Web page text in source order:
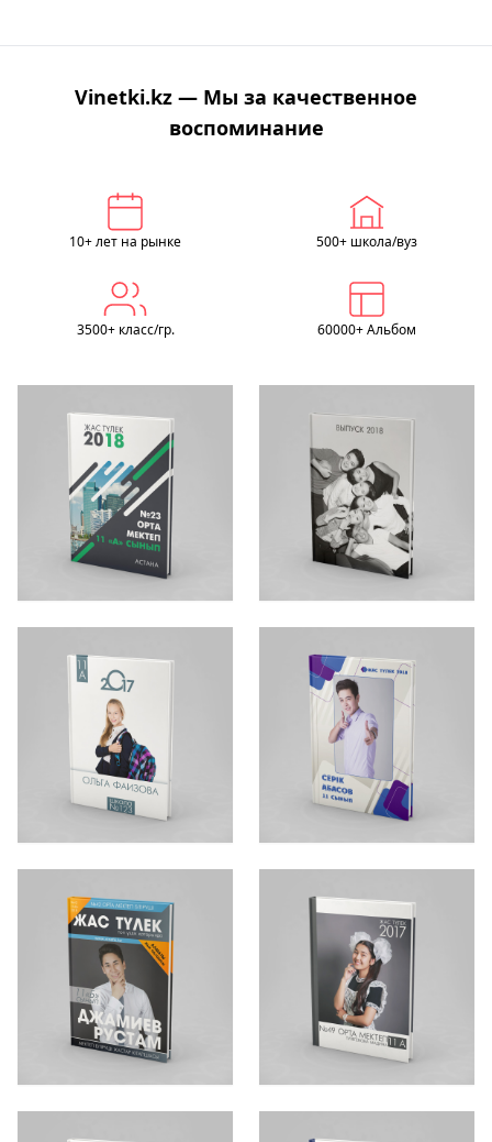
Vinetki.kz — Мы за качественное
воспоминание
10+ лет на рынке 500+ школа/вуз
3500+ класс/гр. 60000+ Альбом